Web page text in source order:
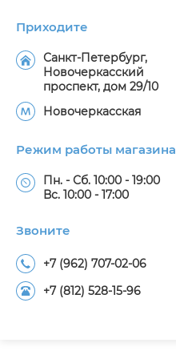
Приходите
Санкт-Петербург,
Новочеркасский
проспект, дом 29/10
Новочеркасская
Режим работы магазина
Пн. - Сб. 10:00 - 19:00
Вс. 10:00 - 17:00
Звоните
+7 (962) 707-02-06
+7 (812) 528-15-96